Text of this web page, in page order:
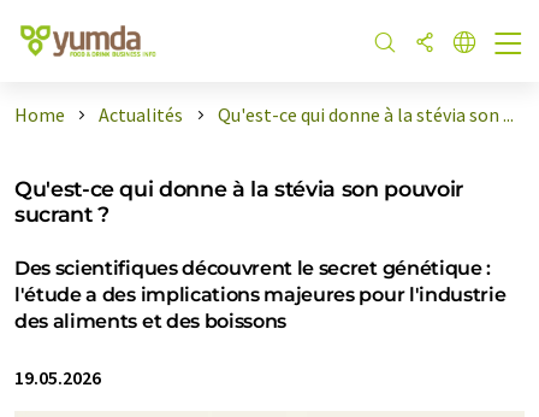
Home Actualités Qu'est-ce qui donne à la stévia son ...
Qu'est-ce qui donne à la stévia son pouvoir
sucrant ?
Des scientifiques découvrent le secret génétique :
l'étude a des implications majeures pour l'industrie
des aliments et des boissons
19.05.2026